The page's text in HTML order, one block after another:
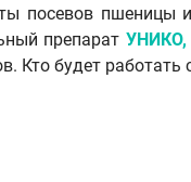
посевов
препарат УНИКО,
Кто будет работать